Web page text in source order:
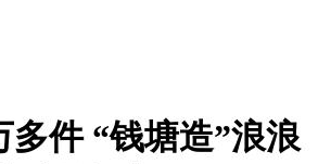
多件 “钱塘造”浪浪